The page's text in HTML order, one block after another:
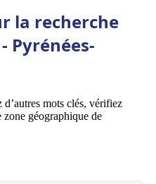
la recherche
Pyrénées-
mots clés, vérifiez
zone géographique de